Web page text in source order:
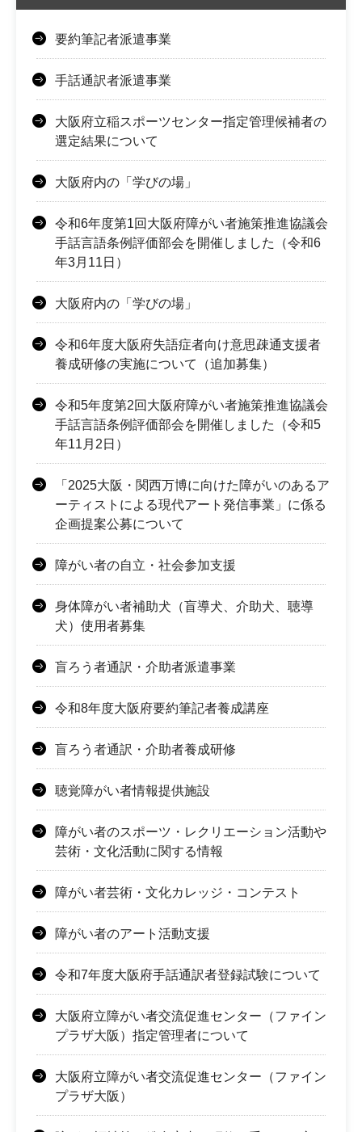
要約筆記者派遣事業
手話通訳者派遣事業
大阪府立稲スポーツセンター指定管理候補者の
選定結果について
大阪府内の「学びの場」
令和6年度第1回大阪府障がい者施策推進協議会
手話言語条例評価部会を開催しました（令和6
年3月11日）
大阪府内の「学びの場」
令和6年度大阪府失語症者向け意思疎通支援者
養成研修の実施について（追加募集）
令和5年度第2回大阪府障がい者施策推進協議会
手話言語条例評価部会を開催しました（令和5
年11月2日）
「2025大阪・関西万博に向けた障がいのあるア
ーティストによる現代アート発信事業」に係る
企画提案公募について
障がい者の自立・社会参加支援
身体障がい者補助犬（盲導犬、介助犬、聴導
犬）使用者募集
盲ろう者通訳・介助者派遣事業
令和8年度大阪府要約筆記者養成講座
盲ろう者通訳・介助者養成研修
聴覚障がい者情報提供施設
障がい者のスポーツ・レクリエーション活動や
芸術・文化活動に関する情報
障がい者芸術・文化カレッジ・コンテスト
障がい者のアート活動支援
令和7年度大阪府手話通訳者登録試験について
大阪府立障がい者交流促進センター（ファイン
プラザ大阪）指定管理者について
大阪府立障がい者交流促進センター（ファイン
プラザ大阪）